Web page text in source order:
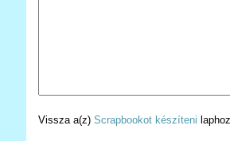
Vissza a(z) Scrapbookot készíteni